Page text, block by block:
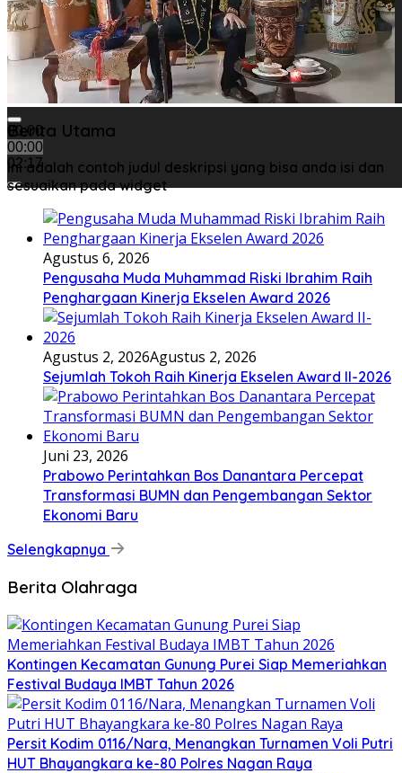
00:00
00:00
02:17
Berita Utama
Ini adalah contoh judul deskripsi yang bisa anda isi dan
sesuaikan pada widget
Agustus 6, 2026
Pengusaha Muda Muhammad Riski Ibrahim Raih
Penghargaan Kinerja Ekselen Award 2026
Agustus 2, 2026Agustus 2, 2026
Sejumlah Tokoh Raih Kinerja Ekselen Award II-2026
Juni 23, 2026
Prabowo Perintahkan Bos Danantara Percepat
Transformasi BUMN dan Pengembangan Sektor
Ekonomi Baru
Selengkapnya
Berita Olahraga
Kontingen Kecamatan Gunung Purei Siap Memeriahkan
Festival Budaya IMBT Tahun 2026
Persit Kodim 0116/Nara, Menangkan Turnamen Voli Putri
HUT Bhayangkara ke-80 Polres Nagan Raya